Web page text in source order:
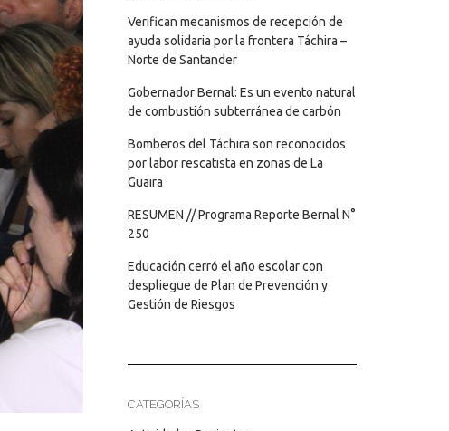
Verifican mecanismos de recepción de
ayuda solidaria por la frontera Táchira –
Norte de Santander
Gobernador Bernal: Es un evento natural
de combustión subterránea de carbón
Bomberos del Táchira son reconocidos
por labor rescatista en zonas de La
Guaira
RESUMEN // Programa Reporte Bernal N°
250
Educación cerró el año escolar con
despliegue de Plan de Prevención y
Gestión de Riesgos
CATEGORÍAS